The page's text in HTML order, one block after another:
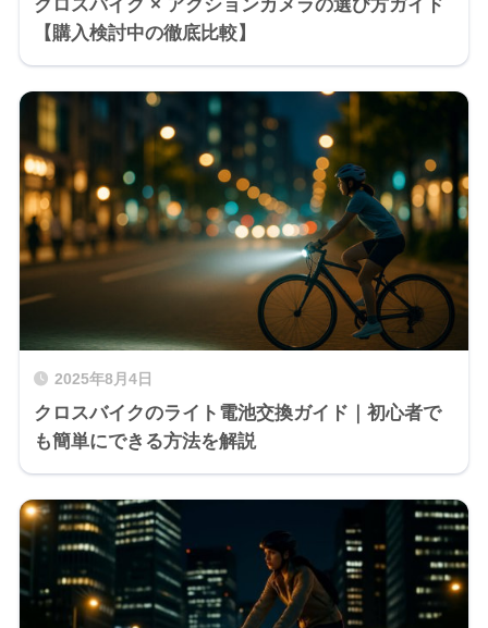
クロスバイク × アクションカメラの選び方ガイド
【購入検討中の徹底比較】
2025年8月4日
クロスバイクのライト電池交換ガイド｜初心者で
も簡単にできる方法を解説